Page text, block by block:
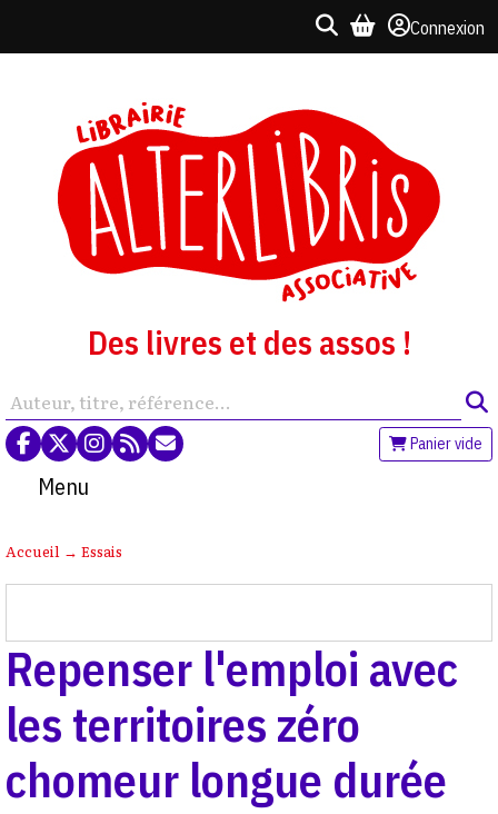
Connexion
Des livres et des assos !
Panier vide
Menu
Accueil → Essais
Repenser l'emploi avec
les territoires zéro
chomeur longue durée